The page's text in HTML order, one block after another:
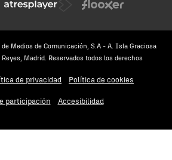
Medios de Comunicación, S.A - A. Isla Graciosa
Madrid. Reservados todos los derechos
de privacidad Política de cookies
participación Accesibilidad